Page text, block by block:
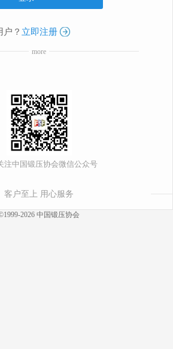
户？ 立即注册
more
注中国锻压协会微信公众号
客户至上 用心服务
2026 中国锻压协会